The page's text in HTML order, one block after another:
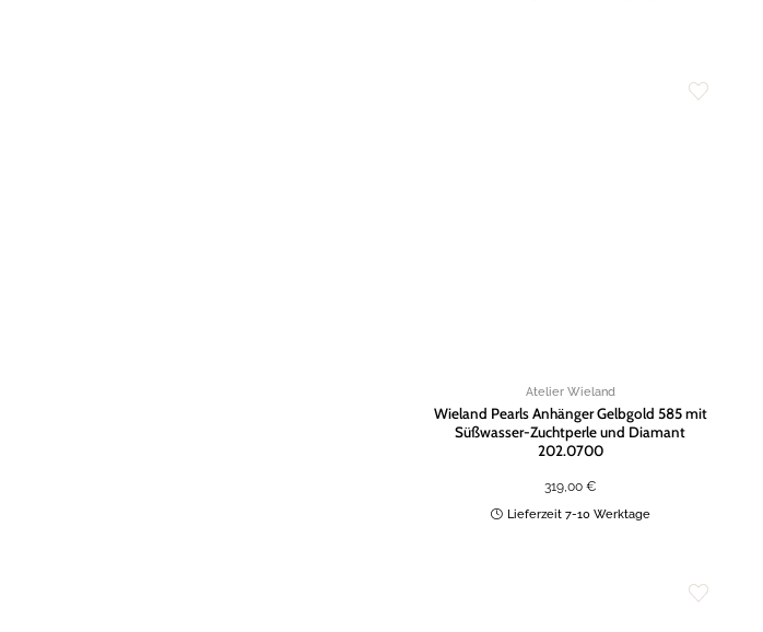
Atelier Wieland
Wieland Pearls Anhänger Gelbgold 585 mit
Süßwasser-Zuchtperle und Diamant
202.0700
319,00 €
Lieferzeit 7-10 Werktage